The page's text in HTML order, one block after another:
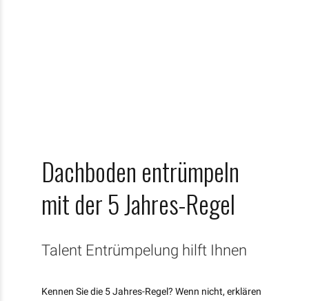
Dachboden entrümpeln
mit der 5 Jahres-Regel
Talent Entrümpelung hilft Ihnen
Kennen Sie die 5 Jahres-Regel? Wenn nicht, erklären